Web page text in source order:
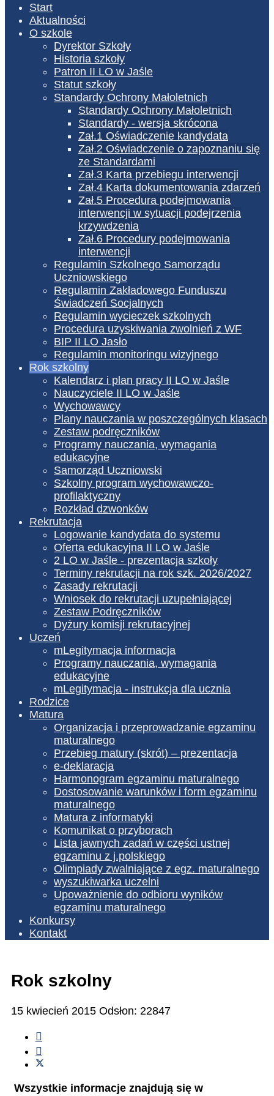
Start
Aktualności
O szkole
Dyrektor Szkoły
Historia szkoły
Patron II LO w Jaśle
Statut szkoły
Standardy Ochrony Małoletnich
Standardy Ochrony Małoletnich
Standardy - wersja skrócona
Zał.1 Oświadczenie kandydata
Zał.2 Oświadczenie o zapoznaniu się
ze Standardami
Zał.3 Karta przebiegu interwencji
Zał.4 Karta dokumentowania zdarzeń
Zał.5 Procedura podejmowania
interwencji w sytuacji podejrzenia
krzywdzenia
Zał.6 Procedury podejmowania
interwencji
Regulamin Szkolnego Samorządu
Uczniowskiego
Regulamin Zakładowego Funduszu
Świadczeń Socjalnych
Regulamin wycieczek szkolnych
Procedura uzyskiwania zwolnień z WF
BIP II LO Jasło
Regulamin monitoringu wizyjnego
Rok szkolny
Kalendarz i plan pracy II LO w Jaśle
Nauczyciele II LO w Jaśle
Wychowawcy
Plany nauczania w poszczególnych klasach
Zestaw podręczników
Programy nauczania, wymagania
edukacyjne
Samorząd Uczniowski
Szkolny program wychowawczo-
profilaktyczny
Rozkład dzwonków
Rekrutacja
Logowanie kandydata do systemu
Oferta edukacyjna II LO w Jaśle
2 LO w Jaśle - prezentacja szkoły
Terminy rekrutacji na rok szk. 2026/2027
Zasady rekrutacji
Wniosek do rekrutacji uzupełniającej
Zestaw Podręczników
Dyżury komisji rekrutacyjnej
Uczeń
mLegitymacja informacja
Programy nauczania, wymagania
edukacyjne
mLegitymacja - instrukcja dla ucznia
Rodzice
Matura
Organizacja i przeprowadzanie egzaminu
maturalnego
Przebieg matury (skrót) – prezentacja
e-deklaracja
Harmonogram egzaminu maturalnego
Dostosowanie warunków i form egzaminu
maturalnego
Matura z informatyki
Komunikat o przyborach
Lista jawnych zadań w części ustnej
egzaminu z j.polskiego
Olimpiady zwalniające z egz. maturalnego
wyszukiwarka uczelni
Upoważnienie do odbioru wyników
egzaminu maturalnego
Konkursy
Kontakt
Rok szkolny
15 kwiecień 2015 Odsłon: 22847
Wszystkie informacje znajdują się w